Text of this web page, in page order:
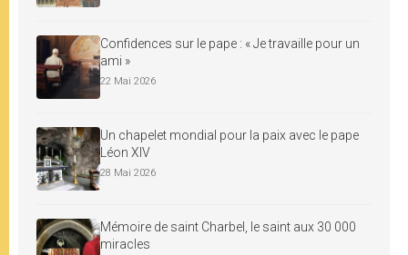
Confidences sur le pape : « Je travaille pour un
ami »
22 Mai 2026
Un chapelet mondial pour la paix avec le pape
Léon XIV
28 Mai 2026
Mémoire de saint Charbel, le saint aux 30 000
miracles